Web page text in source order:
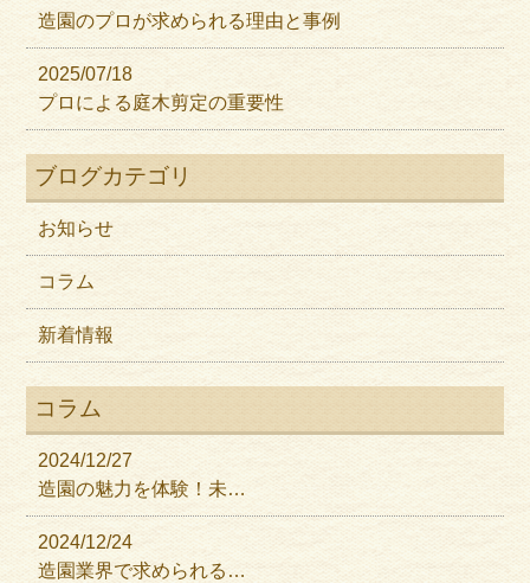
造園のプロが求められる理由と事例
2025/07/18
プロによる庭木剪定の重要性
ブログカテゴリ
お知らせ
コラム
新着情報
コラム
2024/12/27
造園の魅力を体験！未…
2024/12/24
造園業界で求められる…